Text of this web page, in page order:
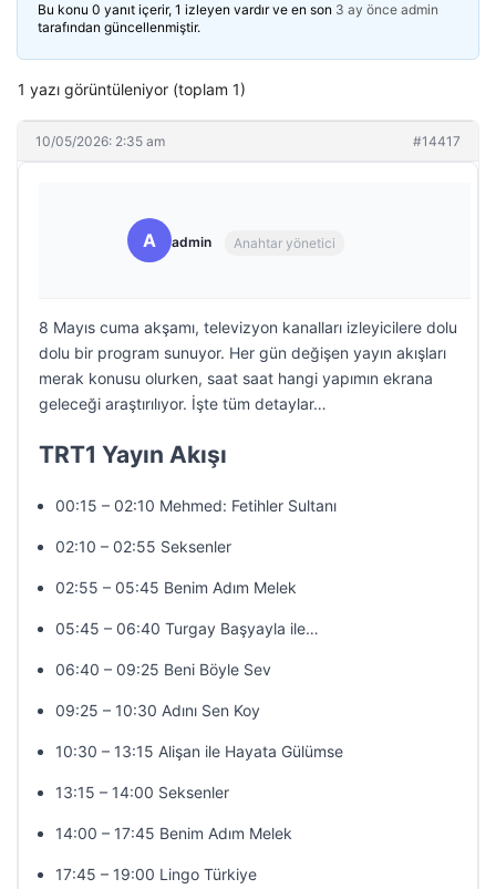
Bu konu 0 yanıt içerir, 1 izleyen vardır ve en son 3 ay önce admin
tarafından güncellenmiştir.
1 yazı görüntüleniyor (toplam 1)
10/05/2026: 2:35 am #14417
A admin Anahtar yönetici
8 Mayıs cuma akşamı, televizyon kanalları izleyicilere dolu
dolu bir program sunuyor. Her gün değişen yayın akışları
merak konusu olurken, saat saat hangi yapımın ekrana
geleceği araştırılıyor. İşte tüm detaylar…
TRT1 Yayın Akışı
00:15 – 02:10 Mehmed: Fetihler Sultanı
02:10 – 02:55 Seksenler
02:55 – 05:45 Benim Adım Melek
05:45 – 06:40 Turgay Başyayla ile…
06:40 – 09:25 Beni Böyle Sev
09:25 – 10:30 Adını Sen Koy
10:30 – 13:15 Alişan ile Hayata Gülümse
13:15 – 14:00 Seksenler
14:00 – 17:45 Benim Adım Melek
17:45 – 19:00 Lingo Türkiye